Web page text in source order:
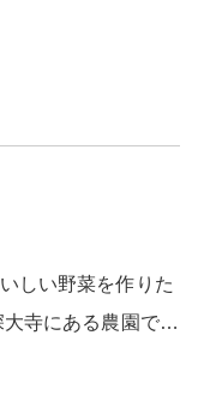
しい野菜を作りた
大寺にある農園で…